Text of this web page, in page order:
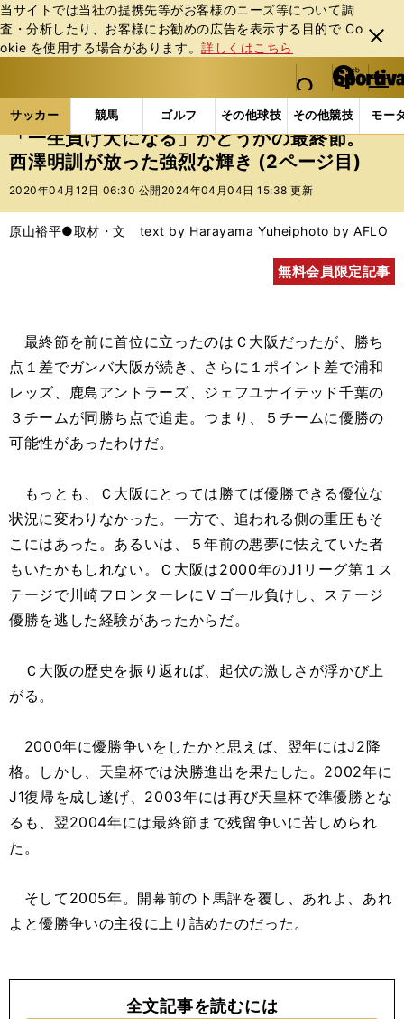
当サイトでは当社の提携先等がお客様のニーズ等について調
査・分析したり、お客様にお勧めの広告を表⽰する⽬的で Co
okie を使⽤する場合があります。詳しくはこちら
閉じ
る
web Sportiva (webスポルティーバ)
検索
マイペ
ー
ジ
メニュ
サッカー 競馬 ゴルフ その他球技 その他競技 モー
ス
ポ
ル
バ
サッカーの記事一覧 Jリーグ他 Jリーグ 「一生
「一生負け犬になる」かどうかの最終節。
西澤明訓が放った強烈な輝き (2ページ目)
2020年04月12日 06:30 公開 2024年04月04日 15:38 更新
原山裕平●取材・文 text by Harayama Yuheiphoto by AFLO
無料会員限定記事
最終節を前に首位に立ったのはＣ大阪だったが、勝ち
点１差でガンバ大阪が続き、さらに１ポイント差で浦和
レッズ、鹿島アントラーズ、ジェフユナイテッド千葉の
３チームが同勝ち点で追走。つまり、５チームに優勝の
可能性があったわけだ。
もっとも、Ｃ大阪にとっては勝てば優勝できる優位な
状況に変わりなかった。一方で、追われる側の重圧もそ
こにはあった。あるいは、５年前の悪夢に怯えていた者
もいたかもしれない。Ｃ大阪は2000年のJ1リーグ第１ス
テージで川崎フロンターレにＶゴール負けし、ステージ
優勝を逃した経験があったからだ。
Ｃ大阪の歴史を振り返れば、起伏の激しさが浮かび上
がる。
2000年に優勝争いをしたかと思えば、翌年にはJ2降
格。しかし、天皇杯では決勝進出を果たした。2002年に
J1復帰を成し遂げ、2003年には再び天皇杯で準優勝とな
るも、翌2004年には最終節まで残留争いに苦しめられ
た。
そして2005年。開幕前の下馬評を覆し、あれよ、あれ
よと優勝争いの主役に上り詰めたのだった。
全文記事を読むには